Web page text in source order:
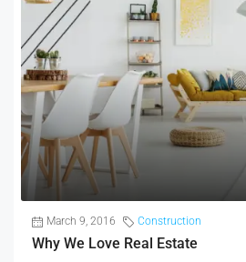
March 9, 2016 Construction
Why We Love Real Estate